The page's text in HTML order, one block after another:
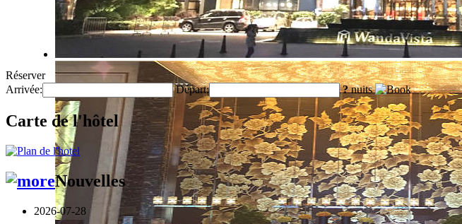
Réserver
Arrivée:
Départ: ?nuits
Carte de l'hôtel
Nouvelles
2026-07-28